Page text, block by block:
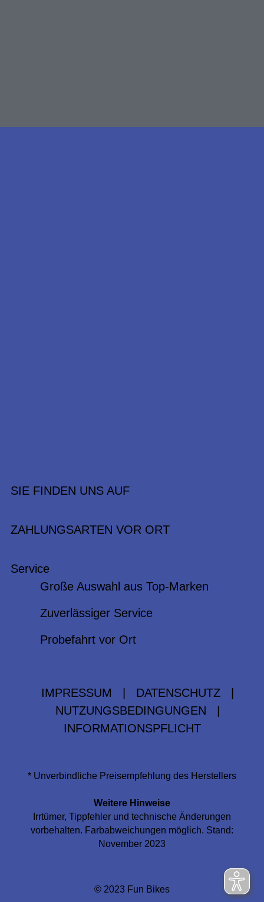
SIE FINDEN UNS AUF
ZAHLUNGSARTEN VOR ORT
Service
Große Auswahl aus Top-Marken
Zuverlässiger Service
Probefahrt vor Ort
IMPRESSUM DATENSCHUTZ
NUTZUNGSBEDINGUNGEN
INFORMATIONSPFLICHT
* Unverbindliche Preisempfehlung des Herstellers
Weitere Hinweise
Irrtümer, Tippfehler und technische Änderungen
vorbehalten. Farbabweichungen möglich. Stand:
November 2023
© 2023 Fun Bikes